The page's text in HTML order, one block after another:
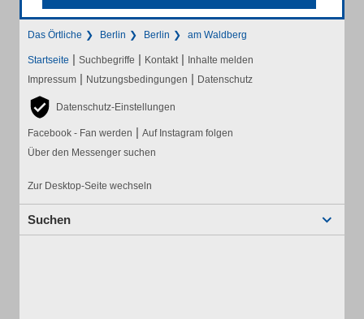
Das Örtliche Berlin Berlin am Waldberg
Startseite | Suchbegriffe | Kontakt | Inhalte melden
Impressum | Nutzungsbedingungen | Datenschutz
Datenschutz-Einstellungen
Facebook - Fan werden | Auf Instagram folgen
Über den Messenger suchen
Zur Desktop-Seite wechseln
Suchen